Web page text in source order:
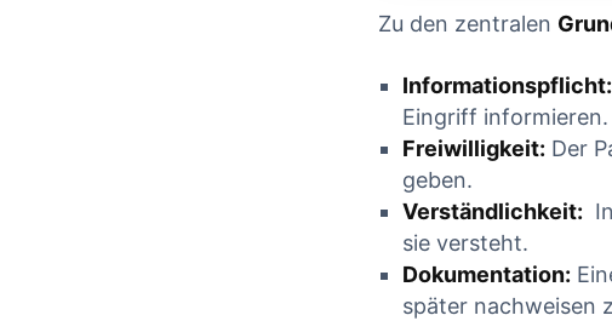
CONTINUE
Zu den zentralen
Informationspflicht:
Eingriff informieren.
Freiwilligkeit: Der
geben.
Verständlichkeit:
sie⁢ versteht.
Dokumentation:
später nachweisen